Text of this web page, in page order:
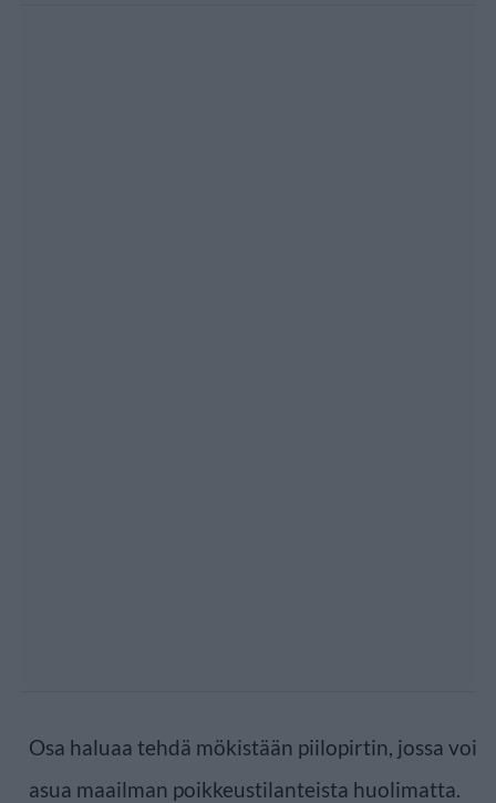
Osa haluaa tehdä mökistään piilopirtin, jossa voi
asua maailman poikkeustilanteista huolimatta.